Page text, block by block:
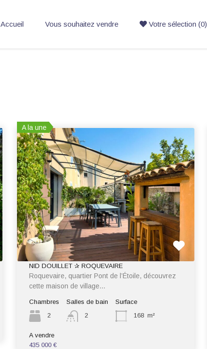
Accueil Vous souhaitez vendre Votre sélection (0)
A la une
NID DOUILLET ✰ ROQUEVAIRE
Roquevaire, quartier Pont de l’Étoile, découvrez
cette maison de village…
Chambres
2
Salles de bain
2
Surface
168 m²
A vendre
435 000 €